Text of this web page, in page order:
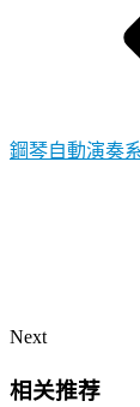
鋼琴自動演奏
Next
相关推荐